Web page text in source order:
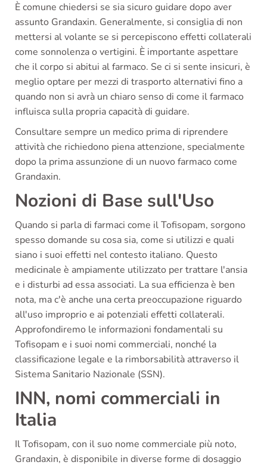
È comune chiedersi se sia sicuro guidare dopo aver
assunto Grandaxin. Generalmente, si consiglia di non
mettersi al volante se si percepiscono effetti collaterali
come sonnolenza o vertigini. È importante aspettare
che il corpo si abitui al farmaco. Se ci si sente insicuri, è
meglio optare per mezzi di trasporto alternativi fino a
quando non si avrà un chiaro senso di come il farmaco
influisca sulla propria capacità di guidare.
Consultare sempre un medico prima di riprendere
attività che richiedono piena attenzione, specialmente
dopo la prima assunzione di un nuovo farmaco come
Grandaxin.
Nozioni di Base sull'Uso
Quando si parla di farmaci come il Tofisopam, sorgono
spesso domande su cosa sia, come si utilizzi e quali
siano i suoi effetti nel contesto italiano. Questo
medicinale è ampiamente utilizzato per trattare l'ansia
e i disturbi ad essa associati. La sua efficienza è ben
nota, ma c'è anche una certa preoccupazione riguardo
all'uso improprio e ai potenziali effetti collaterali.
Approfondiremo le informazioni fondamentali su
Tofisopam e i suoi nomi commerciali, nonché la
classificazione legale e la rimborsabilità attraverso il
Sistema Sanitario Nazionale (SSN).
INN, nomi commerciali in
Italia
Il Tofisopam, con il suo nome commerciale più noto,
Grandaxin, è disponibile in diverse forme di dosaggio